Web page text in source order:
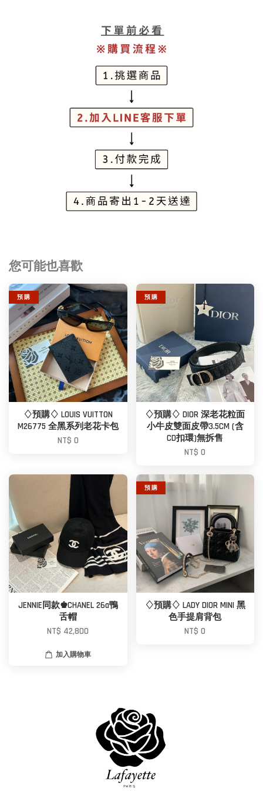
您可能也喜歡
預 購
♢預購♢ LOUIS VUITTON
M26775 全黑系列老花卡包
NT$ 0
預 購
♢預購♢ DIOR 深老花粒面
小牛皮雙面皮帶3.5CM (含
CD扣環)無拆售
NT$ 0
JENNIE同款♚CHANEL 26a鴨
舌帽
NT$ 42,800
加入購物車
預 購
♢預購♢ LADY DIOR MINI 黑
色手提肩背包
NT$ 0